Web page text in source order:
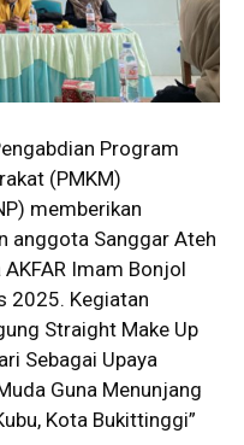
Program
(PMKM)
memberikan
anggota Sanggar Ateh
Imam Bonjol
2025. Kegiatan
Straight Make Up
Sebagai Upaya
Guna Menunjang
Kota Bukittinggi”